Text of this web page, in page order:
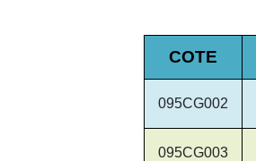
COTE
095CG002
095CG003